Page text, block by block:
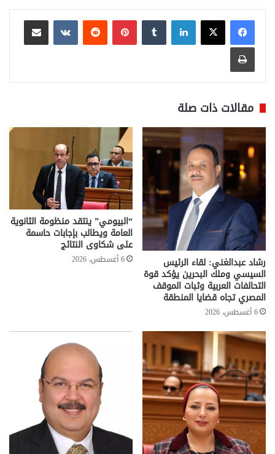
لينكدإن بينتيريست
مشاركة عبر البريد
طباعة
مقالات ذات صلة
رشاد عبدالغني: لقاء الرئيس
السيسي وملك البحرين يؤكد قوة
التحالفات العربية وثبات الموقف
المصري تجاه قضايا المنطقة
6 أغسطس، 2026
“البيومي” ينتقد منظومة الثانوية
العامة ويطالب بإجابات حاسمة
على شكاوى النتائج
6 أغسطس، 2026